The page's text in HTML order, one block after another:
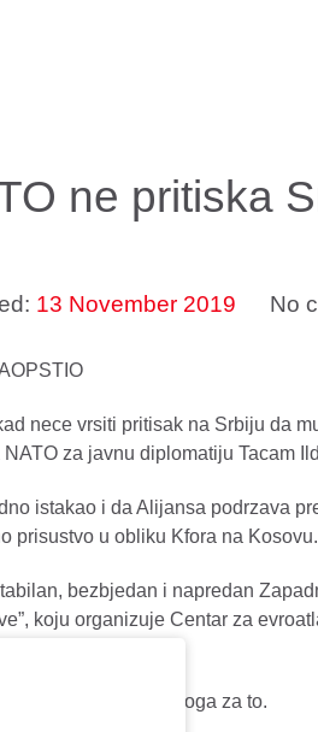
ne pritiska
13 November 2019 No
nece vrsiti pritisak na Srbiju da
NATO za javnu diplomatiju Tacam
istakao i da Alijansa podrzava
prisustvo u obliku Kfora na Kosovu.
bezbjedan i napredan
koju organizuje Centar za
kaze, kljucna razloga za to.